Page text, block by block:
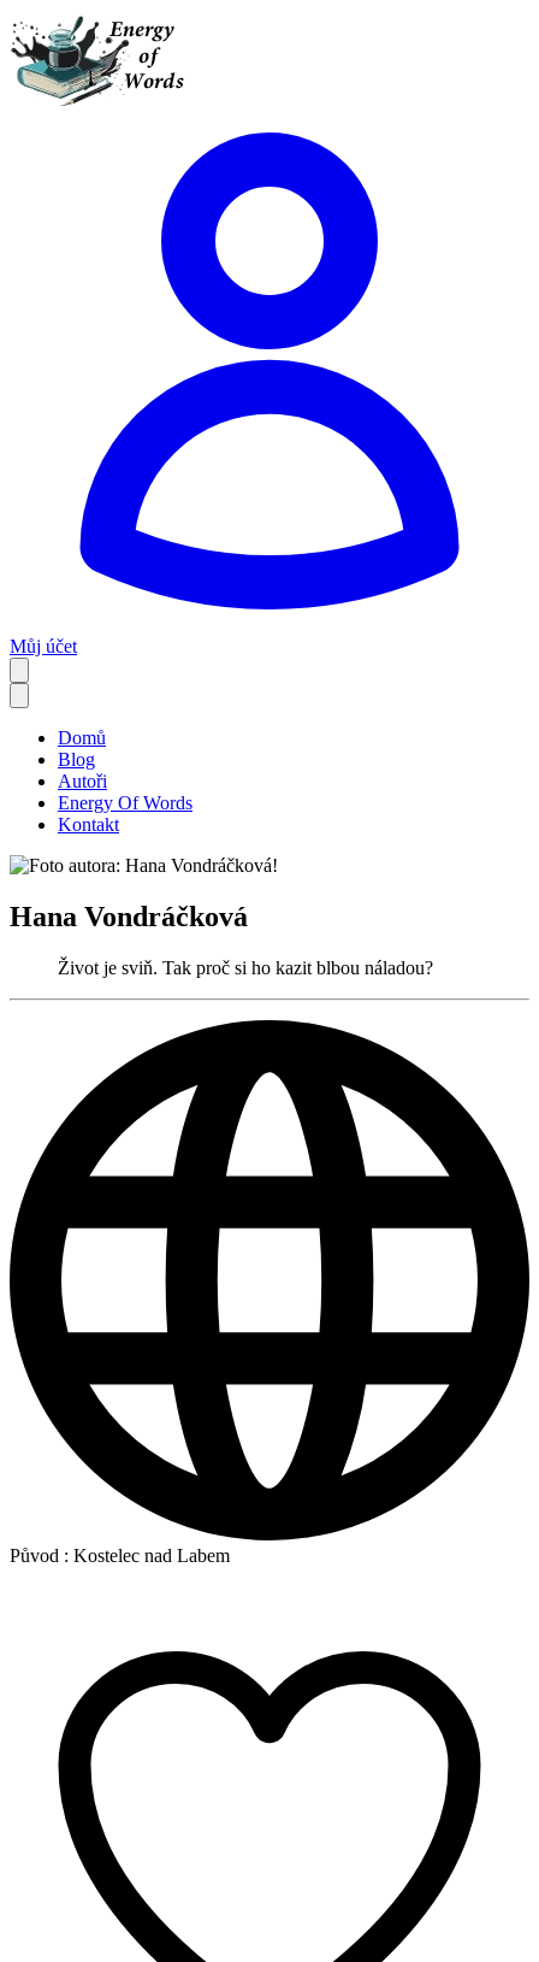
Můj účet
Domů
Blog
Autoři
Energy Of Words
Kontakt
Hana Vondráčková
Život je sviň. Tak proč si ho kazit blbou náladou?
Původ : Kostelec nad Labem